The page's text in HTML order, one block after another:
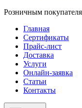
Розничным
Главная
Сертификаты
Прайс-лист
Доставка
Услуги
Онлайн-заявка
Статьи
Контакты